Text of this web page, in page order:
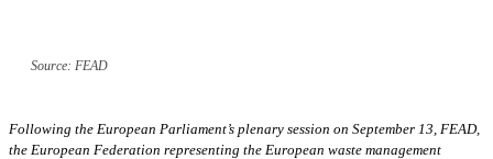
Source: FEAD
Following the European Parliament’s plenary session on September 13, FEAD,
the European Federation representing the European waste management